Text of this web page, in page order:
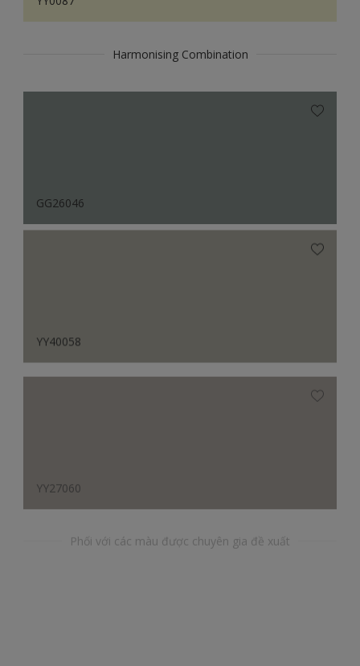
Harmonising Combination
GG26046
YY40058